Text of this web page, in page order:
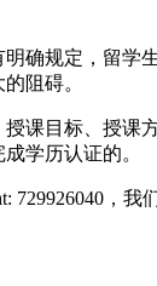
确规定，留学
阻碍。
课目标、授课
学历认证的。
，我